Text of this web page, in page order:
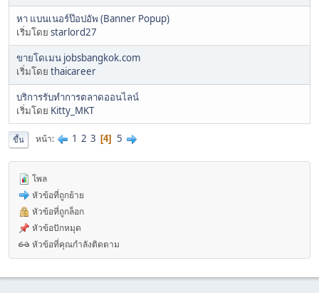
หา แบนเนอร์ป๊อปอัพ (Banner Popup)
เริ่มโดย starlord27
ขายโดเมน jobsbangkok.com
เริ่มโดย thaicareer
บริการรับทำการตลาดออนไลน์
เริ่มโดย Kitty_MKT
ขึ้น หน้า 1 2 3 4 5
โพล
หัวข้อที่ถูกย้าย
หัวข้อที่ถูกล็อก
หัวข้อปักหมุด
หัวข้อที่คุณกำลังติดตาม